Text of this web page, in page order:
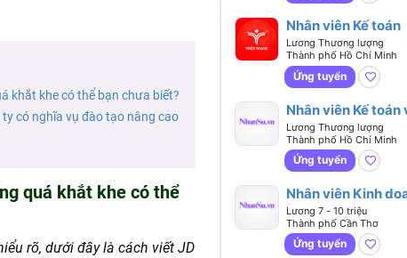
khắt khe có thể bạn chưa biết?
có nghĩa vụ đào tạo nâng cao
quá khắt khe có thể
rõ, dưới đây là cách viết JD
Nhân viên Kế toán
Lương Thương lượng
Thành phố Hồ Chí Minh
Ứng tuyển
Nhân viên Kế toán
Lương Thương lượng
Thành phố Hồ Chí Minh
Ứng tuyển
Nhân viên Kinh
Pháp chế
Lương 7 - 10 triệu
Thành phố Cần Thơ
Ứng tuyển